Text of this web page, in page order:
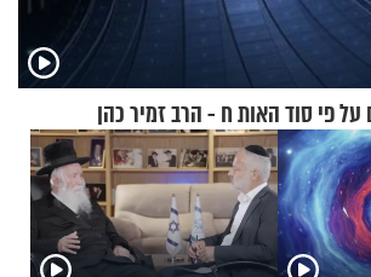
על פי סוד האות ח - הרב זמיר כהן